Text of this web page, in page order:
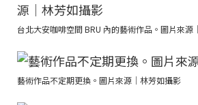
台北大安咖啡空間 BRU 內的藝術作品。圖片來源
藝術作品不定期更換。圖片來源｜林芳如攝影